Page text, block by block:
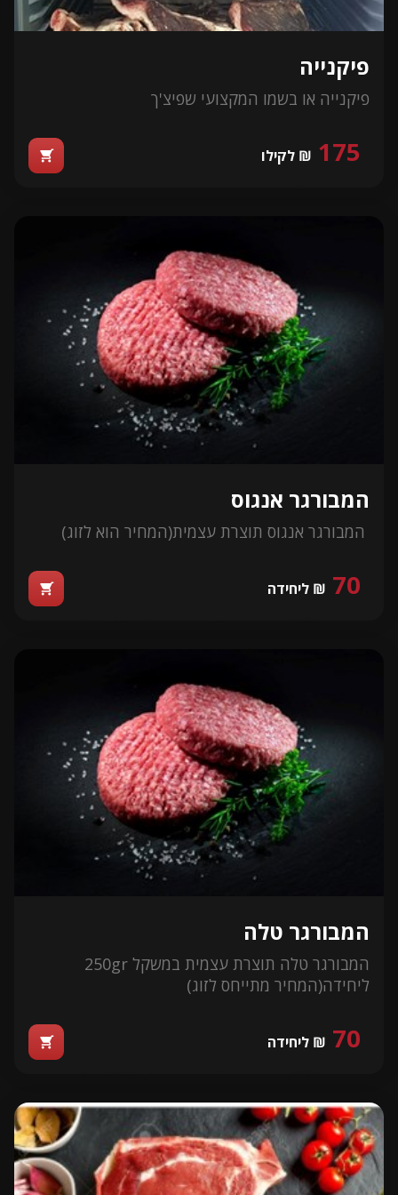
פיקנייה
פיקנייה או בשמו המקצועי שפיצ'ך
175 ₪ לקילו shopping_cart
המבורגר אנגוס
המבורגר אנגוס תוצרת עצמית(המחיר הוא לזוג)
70 ₪ ליחידה shopping_cart
המבורגר טלה
המבורגר טלה תוצרת עצמית במשקל 250gr
ליחידה(המחיר מתייחס לזוג)
70 ₪ ליחידה shopping_cart